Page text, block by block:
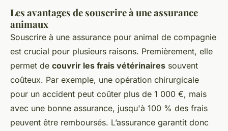
Les avantages de souscrire à une assurance
animaux
Souscrire à une assurance pour animal de compagnie
est crucial pour plusieurs raisons. Premièrement, elle
permet de couvrir les frais vétérinaires souvent
coûteux. Par exemple, une opération chirurgicale
pour un accident peut coûter plus de 1 000 €, mais
avec une bonne assurance, jusqu'à 100 % des frais
peuvent être remboursés. L’assurance garantit donc